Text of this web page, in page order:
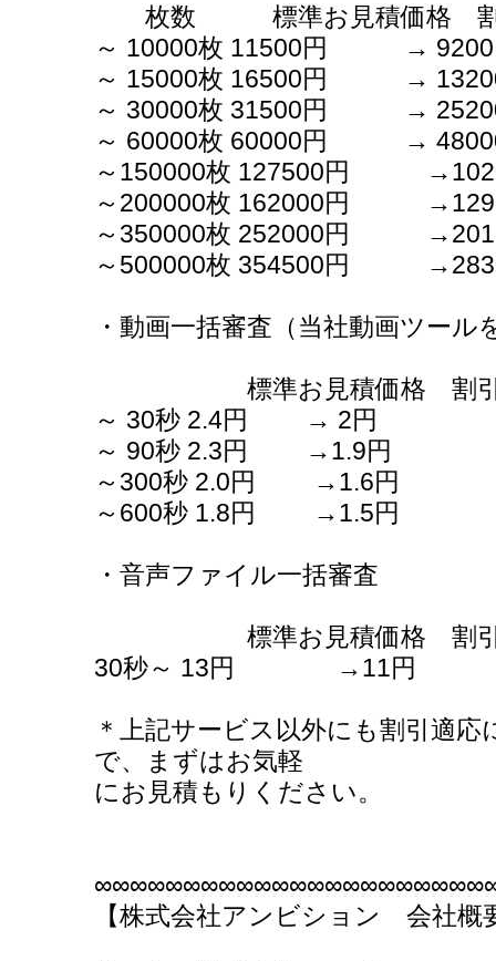
枚数 標準お見積価格 割
～ 10000枚 11500円 → 9200
～ 15000枚 16500円 →
～ 30000枚 31500円 →
～ 60000枚 60000円 →
～150000枚 127500円
～200000枚 162000円
～350000枚 252000円
～500000枚 354500円
・動画一括審査（当社動画ツール
標準お見積価格 割引
～ 30秒 2.4円 → 2円
～ 90秒 2.3円 →1.9円
～300秒 2.0円 →1.6円
～600秒 1.8円 →1.5円
・音声ファイル一括審査
標準お見積価格 割引
30秒～ 13円 →11円
＊上記サービス以外にも割引適
で、まずはお気軽
にお見積もりください。
【株式会社アンビション 会社概